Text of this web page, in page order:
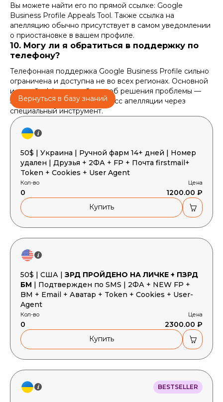
Вы можете найти его по прямой ссылке: Google
Business Profile Appeals Tool. Также ссылка на
апелляцию обычно присутствует в самом уведомлении
о приостановке в вашем профиле.
10. Могу ли я обратиться в поддержку по
телефону?
Телефонная поддержка Google Business Profile сильно
ограничена и доступна не во всех регионах. Основной
и самый эффективный способ решения проблемы —
это формализованный процесс апелляции через
специальный инструмент.
Вернуться в базу знаний
50$ | Украина | Ручной фарм 14+ дней | Номер
удален | Друзья + 2ФА + FP + Почта firstmail+
Token + Cookies + User Agent
Кол-во
0
Цена
1200.00 ₽
Купить
50$ | США | ЗРД ПРОЙДЕНО НА ЛИЧКЕ + ПЗРД
БМ | Подтвержден по SMS | 2ФА + NEW FP +
BM + Email + Аватар + Token + Cookies + User-
Agent
Кол-во
0
Цена
2300.00 ₽
Купить
BESTSELLER